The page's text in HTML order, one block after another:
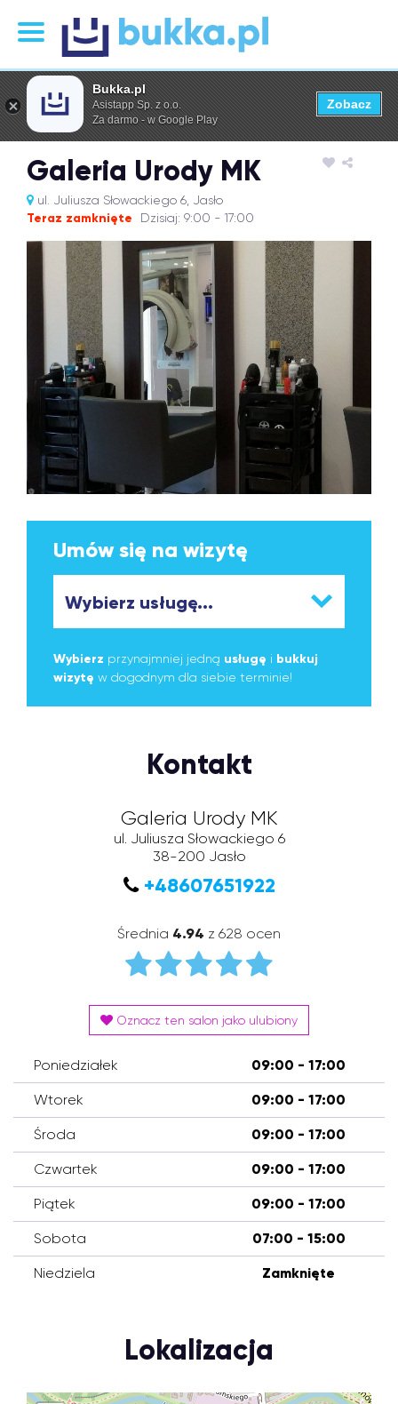
Galeria Urody MK
ul. Juliusza Słowackiego 6, Jasło
Teraz zamknięte Dzisiaj: 9:00 - 17:00
Umów się na wizytę
Wybierz przynajmniej jedną usługę i bukkuj
wizytę w dogodnym dla siebie terminie!
Kontakt
Galeria Urody MK
ul. Juliusza Słowackiego 6
38-200 Jasło
+48607651922
Średnia 4.94 z 628 ocen
Oznacz ten salon jako ulubiony
Poniedziałek 09:00 - 17:00
Wtorek 09:00 - 17:00
Środa 09:00 - 17:00
Czwartek 09:00 - 17:00
Piątek 09:00 - 17:00
Sobota 07:00 - 15:00
Niedziela Zamknięte
Lokalizacja
Bukka.pl
Asistapp Sp. z o.o.
Za darmo - w Google Play
Zobacz